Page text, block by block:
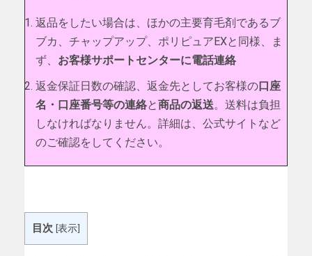
返品をしたい場合は、ほかの主要育毛剤であるブ
ブカ、チャップアップ、ポリピュアEXと同様、ま
ず、 お客様サポートセンターに電話連絡
返金保証日数の確認、返金先としてお客様の口座
名・口座番号等の連絡と商品の返送。送料は負担
しなければなりません。詳細は、公式サイトなど
のご確認をしてください。
目次 [表示]